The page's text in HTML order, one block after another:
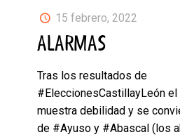
15 febrero, 2022
ALARMAS
Tras los resultados de
#EleccionesCastillayLeón
muestra debilidad y se
de #Ayuso y #Abascal (los